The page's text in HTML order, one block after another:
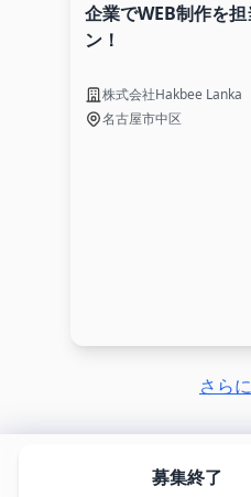
企業でWEB制作を
ン！
株式会社Hakbee Lanka
名古屋市中区
さら
募集終了